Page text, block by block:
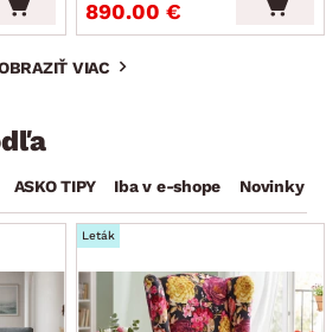
890.00 €
VIAC
ASKO TIPY Iba v e-shope Novinky
Leták